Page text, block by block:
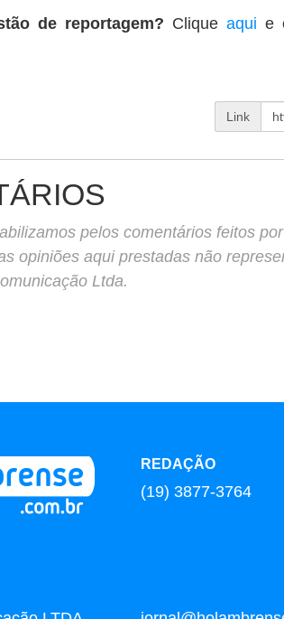
de reportagem? Cliqueaquie
Link
pelos comentários feitos
opiniões aqui prestadas não
Ltda.
REDAÇÃO
(19) 3877-3764